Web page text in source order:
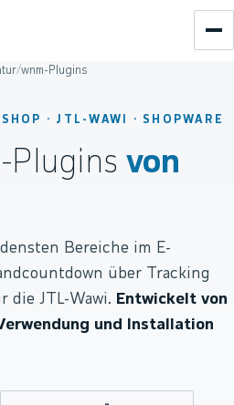
/wnm-Plugins
· JTL-WAWI · SHOPWARE
Plugins von
Bereiche im E-
über Tracking
die JTL-Wawi. Entwickelt von
und Installation